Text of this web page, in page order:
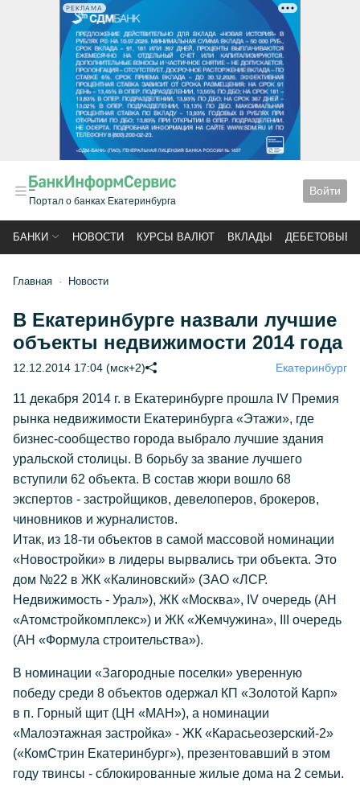
РЕКЛАМА
Портал о банках Екатеринбурга
Войти
БАНКИ НОВОСТИ КУРСЫ ВАЛЮТ ВКЛАДЫ ДЕБЕТОВЫЕ
Главная Новости
В Екатеринбурге назвали лучшие
объекты недвижимости 2014 года
12.12.2014 17:04 (мск+2) Екатеринбург
11 декабря 2014 г. в Екатеринбурге прошла IV Премия
рынка недвижимости Екатеринбурга «Этажи», где
бизнес-сообщество города выбрало лучшие здания
уральской столицы. В борьбу за звание лучшего
вступили 62 объекта. В состав жюри вошло 68
экспертов - застройщиков, девелоперов, брокеров,
чиновников и журналистов.
Итак, из 18-ти объектов в самой массовой номинации
«Новостройки» в лидеры вырвались три объекта. Это
дом №22 в ЖК «Калиновский» (ЗАО «ЛСР.
Недвижимость - Урал»), ЖК «Москва», IV очередь (АН
«Атомстройкомплекс») и ЖК «Жемчужина», III очередь
(АН «Формула строительства»).
В номинации «Загородные поселки» уверенную
победу среди 8 объектов одержал КП «Золотой Карп»
в п. Горный щит (ЦН «МАН»), а номинации
«Малоэтажная застройка» - ЖК «Карасьеозерский-2»
(«КомСтрин Екатеринбург»), презентовавший в этом
году твинсы - сблокированные жилые дома на 2 семьи.